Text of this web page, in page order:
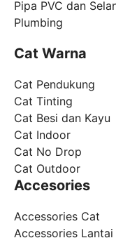
Pipa PVC dan
Plumbing
Cat Warna
Cat Pendukung
Cat Tinting
Cat Besi dan Kayu
Cat Indoor
Cat No Drop
Cat Outdoor
Accesories
Accessories Cat
Accessories Lantai